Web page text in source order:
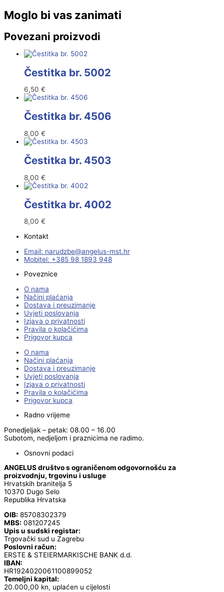
Moglo bi vas zanimati
Povezani proizvodi
Čestitka br. 5002
6,50 €
Čestitka br. 4506
8,00 €
Čestitka br. 4503
8,00 €
Čestitka br. 4002
8,00 €
Kontakt
Email:
rh.tsm-sulegna
@ebzduran
Mobitel: +385 98 1893 948
Poveznice
O nama
Načini plaćanja
Dostava i preuzimanje
Uvjeti poslovanja
Izjava o privatnosti
Pravila o kolačićima
Prigovor kupca
O nama
Načini plaćanja
Dostava i preuzimanje
Uvjeti poslovanja
Izjava o privatnosti
Pravila o kolačićima
Prigovor kupca
Radno vrijeme
Ponedjeljak – petak: 08.00 – 16.00
Subotom, nedjeljom i praznicima ne radimo.
Osnovni podaci
ANGELUS društvo s ograničenom odgovornošću za
proizvodnju, trgovinu i usluge
Hrvatskih branitelja 5
10370 Dugo Selo
Republika Hrvatska
OIB: 85708302379
MBS: 081207245
Upis u sudski registar:
Trgovački sud u Zagrebu
Poslovni račun:
ERSTE & STEIERMARKISCHE BANK d.d.
IBAN:
HR1924020061100899052
Temeljni kapital:
20.000,00 kn, uplaćen u cijelosti